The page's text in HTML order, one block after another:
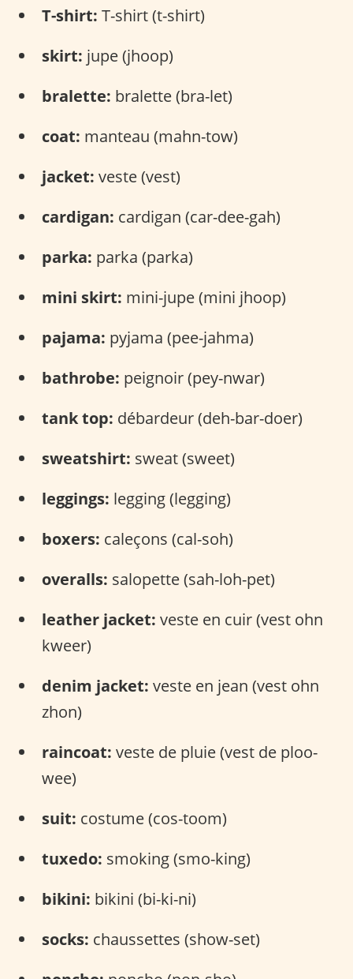
T-shirt: T-shirt (t-shirt)
skirt: jupe (jhoop)
bralette: bralette (bra-let)
coat: manteau (mahn-tow)
jacket: veste (vest)
cardigan: cardigan (car-dee-gah)
parka: parka (parka)
mini skirt: mini-jupe (mini jhoop)
pajama: pyjama (pee-jahma)
bathrobe: peignoir (pey-nwar)
tank top: débardeur (deh-bar-doer)
sweatshirt: sweat (sweet)
leggings: legging (legging)
boxers: caleçons (cal-soh)
overalls: salopette (sah-loh-pet)
leather jacket: veste en cuir (vest ohn
kweer)
denim jacket: veste en jean (vest ohn
zhon)
raincoat: veste de pluie (vest de ploo-
wee)
suit: costume (cos-toom)
tuxedo: smoking (smo-king)
bikini: bikini (bi-ki-ni)
socks: chaussettes (show-set)